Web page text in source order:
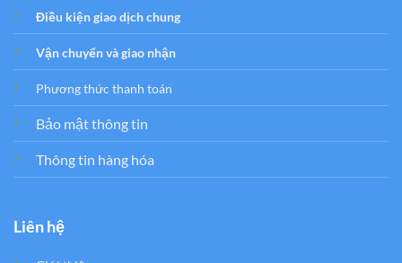
Điều kiện giao dịch chung
Vận chuyển và giao nhận
Phương thức thanh toán
Bảo mật thông tin
Thông tin hàng hóa
Liên hệ